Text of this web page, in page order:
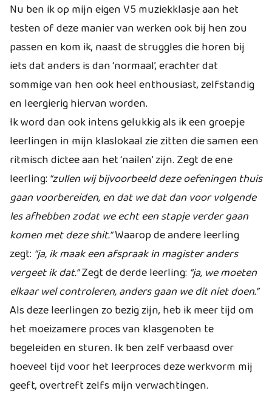
Nu ben ik op mijn eigen V5 muziekklasje aan het
testen of deze manier van werken ook bij hen zou
passen en kom ik, naast de struggles die horen bij
iets dat anders is dan ‘normaal’, erachter dat
sommige van hen ook heel enthousiast, zelfstandig
en leergierig hiervan worden.
Ik word dan ook intens gelukkig als ik een groepje
leerlingen in mijn klaslokaal zie zitten die samen een
ritmisch dictee aan het ‘nailen’ zijn. Zegt de ene
leerling: “zullen wij bijvoorbeeld deze oefeningen thuis
gaan voorbereiden, en dat we dat dan voor volgende
les afhebben zodat we echt een stapje verder gaan
komen met deze shit.”Waarop de andere leerling
zegt: “ja, ik maak een afspraak in magister anders
vergeet ik dat.”Zegt de derde leerling: “ja, we moeten
elkaar wel controleren, anders gaan we dit niet doen.”
Als deze leerlingen zo bezig zijn, heb ik meer tijd om
het moeizamere proces van klasgenoten te
begeleiden en sturen. Ik ben zelf verbaasd over
hoeveel tijd voor het leerproces deze werkvorm mij
geeft, overtreft zelfs mijn verwachtingen.